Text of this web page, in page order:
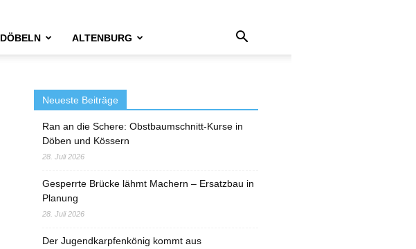
DÖBELN ALTENBURG
Neueste Beiträge
Ran an die Schere: Obstbaumschnitt-Kurse in
Döben und Kössern
28. Juli 2026
Gesperrte Brücke lähmt Machern – Ersatzbau in
Planung
28. Juli 2026
Der Jugendkarpfenkönig kommt aus